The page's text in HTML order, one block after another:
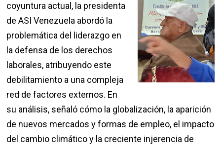
coyuntura actual, la presidenta
de ASI Venezuela abordó la
problemática del liderazgo en
la defensa de los derechos
laborales, atribuyendo este
debilitamiento a una compleja
red de factores externos. En
su análisis, señaló cómo la globalización, la aparición
de nuevos mercados y formas de empleo, el impacto
del cambio climático y la creciente injerencia de